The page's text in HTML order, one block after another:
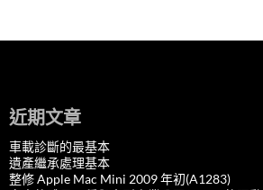
近期文章
車載診斷的最基本
遺產繼承處理基本
整修 Apple Mac Mini 2009 年初(A1283)